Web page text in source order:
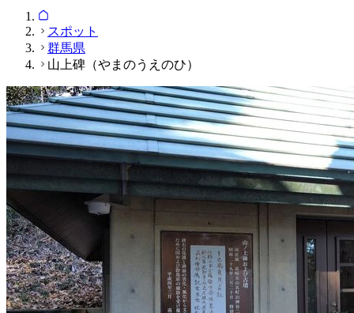
スポット
群馬県
山上碑（やまのうえのひ）